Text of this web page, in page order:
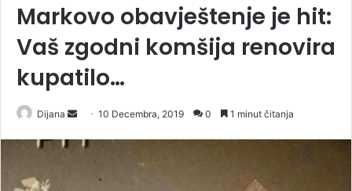
Markovo obavještenje je hit:
Vaš zgodni komšija renovira
kupatilo…
Dijana 10 Decembra, 2019 0 1 minut čitanja